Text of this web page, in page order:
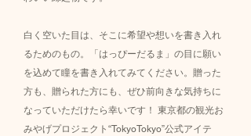
白く空いた目は、そこに希望や想いを書き入れ
るためのもの。「はっぴーだるま」の目に願い
を込めて瞳を書き入れてみてください。贈った
方も、贈られた方にも、ぜひ前向きな気持ちに
なっていただけたら幸いです！ 東京都の観光お
みやげプロジェクト“TokyoTokyo”公式アイテ